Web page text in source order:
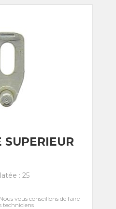
SUPERIEUR
: 25
vous conseillons de faire
techniciens